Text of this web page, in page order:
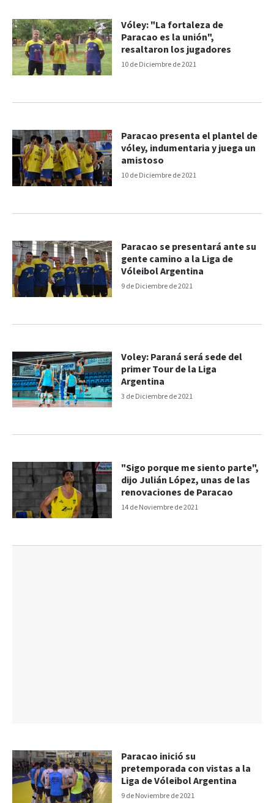
10 de Diciembre de 2021
Vóley: "La fortaleza de
Paracao es la unión",
resaltaron los jugadores
10 de Diciembre de 2021
Paracao presenta el plantel de
vóley, indumentaria y juega un
amistoso
9 de Diciembre de 2021
Paracao se presentará ante su
gente camino a la Liga de
Vóleibol Argentina
3 de Diciembre de 2021
Voley: Paraná será sede del
primer Tour de la Liga
Argentina
14 de Noviembre de 2021
"Sigo porque me siento parte",
dijo Julián López, unas de las
renovaciones de Paracao
9 de Noviembre de 2021
Paracao inició su
pretemporada con vistas a la
Liga de Vóleibol Argentina